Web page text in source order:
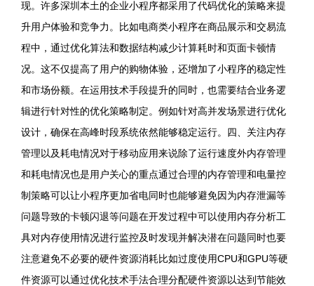
现。许多深圳本土的企业小程序都采用了代码优化的策略来提
升用户体验和竞争力。比如电商类小程序在商品展示和交易流
程中，通过优化算法和数据结构减少计算耗时和页面卡顿情
况。这不仅提高了用户的购物体验，还增加了小程序的稳定性
和市场份额。在运用技术手段提升的同时，也需要结合业务逻
辑进行针对性的优化策略制定。例如针对高并发场景进行优化
设计，确保在高峰时段系统依然能够稳定运行。四、关注内存
管理以及耗电情况对于移动应用来说除了运行速度外内存管理
和耗电情况也是用户关心的重点通过合理的内存管理和电量控
制策略可以让小程序更加省电同时也能够避免因为内存泄漏等
问题导致的卡顿闪退等问题在开发过程中可以使用内存分析工
具对内存使用情况进行监控及时发现并解决潜在问题同时也要
注意避免不必要的硬件资源消耗比如过度使用CPU和GPU等硬
件资源可以通过优化技术手法合理分配硬件资源以达到节能效